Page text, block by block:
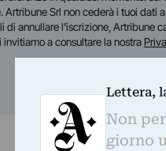
Artribune Srl non cederà i tuoi
di annullare l’iscrizione, Artribune
invitiamo a consultare la nostra
Lettera,
Non
giorno